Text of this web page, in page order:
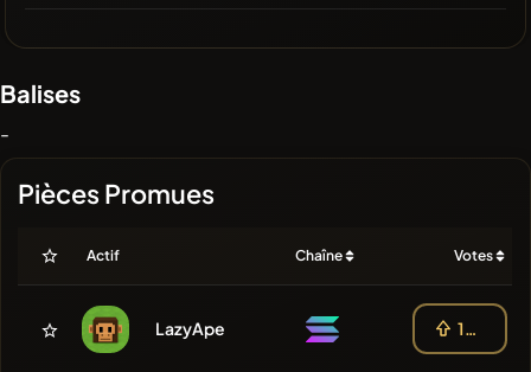
Balises
-
Pièces Promues
Actif Chaîne Votes
LazyApe 100